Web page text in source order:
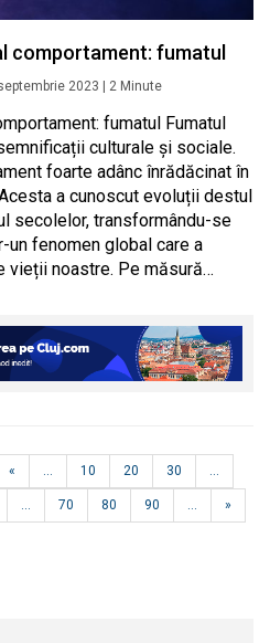
comportament: fumatul
2023 2 Minute
fumatul Fumatul
culturale și sociale.
foarte adânc înrădăcinat în
a cunoscut evoluții destul
secolelor, transformându-se
fenomen global care a
vieții noastre. Pe măsură…
« 10 20 30
70 80 90 »